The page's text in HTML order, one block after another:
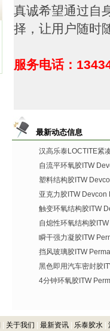
真诚希望通过自
择，让用户随时
服务电话：
最新动态信息
汉高乐泰LOCTITE紧
自流平环氧胶ITW
塑料结构胶ITW
亚克力胶ITW Devcon
触变环氧结构胶ITW
自熄性环氧结构胶
瞬干强力凝胶ITW
挡风玻璃胶ITW
黑色即用汽车密封胶
4分钟环氧胶ITW
关于我们 最新资讯| 乐泰胶水|